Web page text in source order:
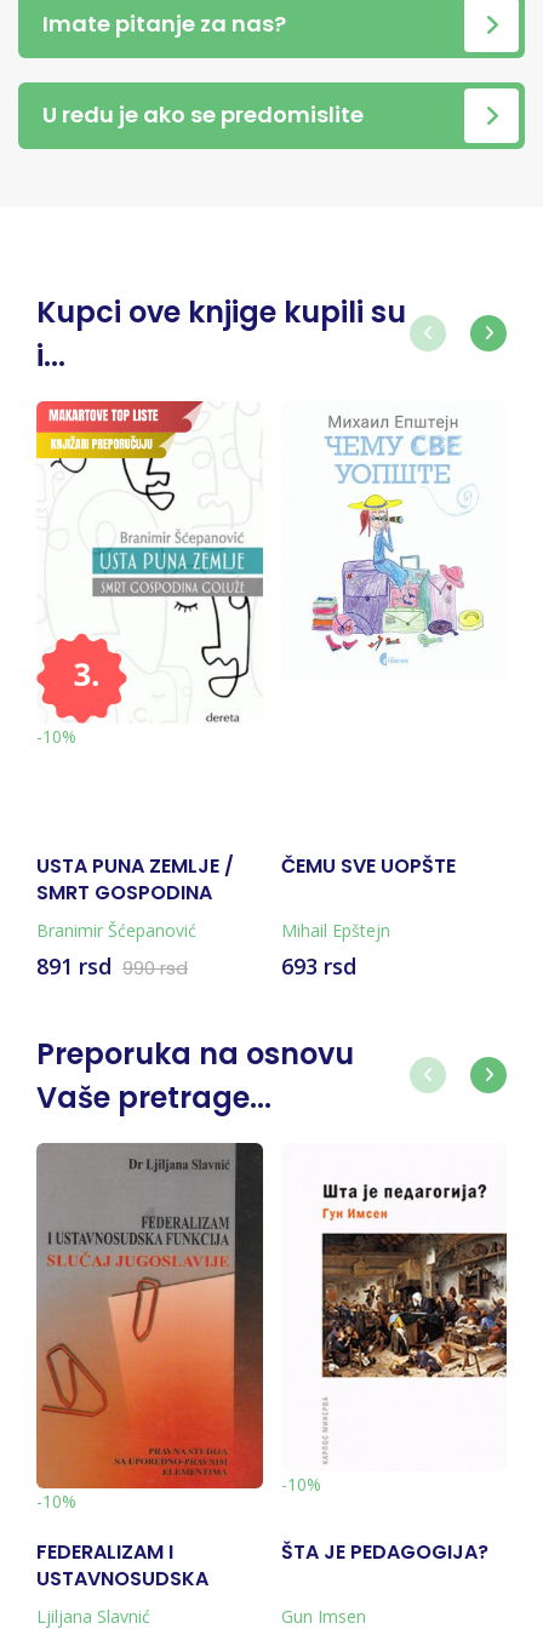
Imate pitanje za nas?
U redu je ako se predomislite
Kupci ove knjige kupili su
i...
-10%
USTA PUNA ZEMLJE /
SMRT GOSPODINA
GOLUŽE
Branimir Šćepanović
891 rsd 990 rsd
ČEMU SVE UOPŠTE
Mihail Epštejn
693 rsd
Preporuka na osnovu
Vaše pretrage...
-10%
FEDERALIZAM I
USTAVNOSUDSKA
FUNKCIJA - SLUČAJ
Ljiljana Slavnić
-10%
ŠTA JE PEDAGOGIJA?
Gun Imsen